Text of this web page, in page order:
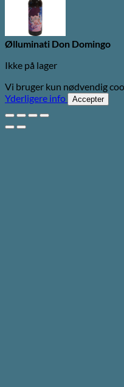
Ølluminati Don Domingo
Ikke på lager
Vi bruger kun nødvendig
Yderligere info
Accepter